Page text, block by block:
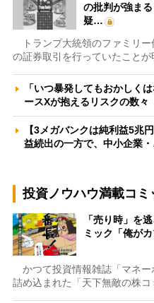
の批判が強ま
疑…
トランプ大統領のファミリー
の証券取引を行っていたことが
「いつ暴発してもおかしく
ースXが抱えるリスクの数
【3メガバンクは純利益5兆
益続出の一方で、中小企業
投資ノウハウ満載コミ
「売り時」を
ミック「俺が
かつて投資情報雑誌「マネー
詰め込まれた「天下無敵の株コ